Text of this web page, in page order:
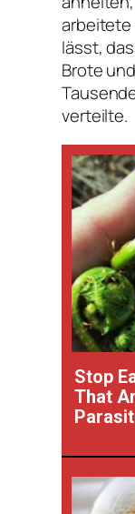
arbeitete
lässt,
Brote
verteilte.
Stop
That